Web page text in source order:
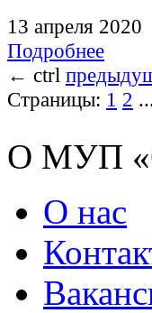
13 апреля 2020
Подробнее
← ctrl
Страницы: 1 2
О МУП
О нас